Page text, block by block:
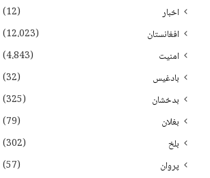
اخبار
(12)
افغانستان
(12،023)
امنیت
(4،843)
بادغیس
(32)
بدخشان
(325)
بغلان
(79)
بلخ
(302)
پروان
(57)